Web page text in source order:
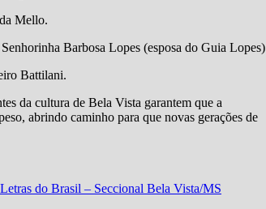
Mello.
Barbosa Lopes (esposa do Guia Lopes)
Battilani.
da cultura de Bela Vista garantem que a
abrindo caminho para que novas gerações de
do Brasil – Seccional Bela Vista/MS